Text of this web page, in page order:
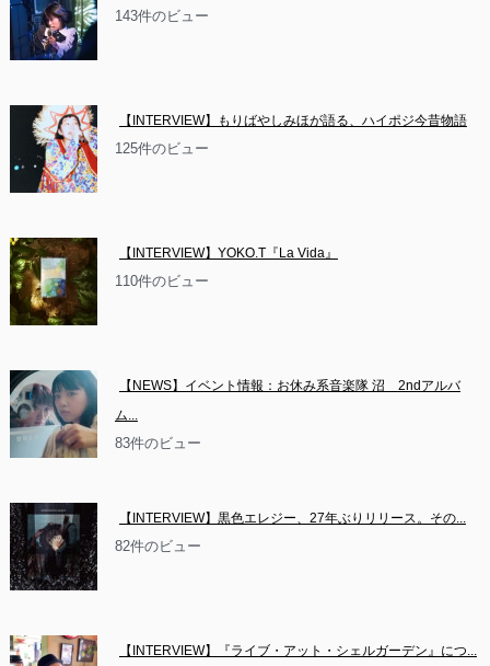
143件のビュー
【INTERVIEW】もりばやしみほが語る、ハイポジ今昔物語
125件のビュー
【INTERVIEW】YOKO.T『La Vida』
110件のビュー
【NEWS】イベント情報：お休み系音楽隊 沼　2ndアルバ
ム...
83件のビュー
【INTERVIEW】黒色エレジー、27年ぶりリリース。その...
82件のビュー
【INTERVIEW】『ライブ・アット・シェルガーデン』につ...